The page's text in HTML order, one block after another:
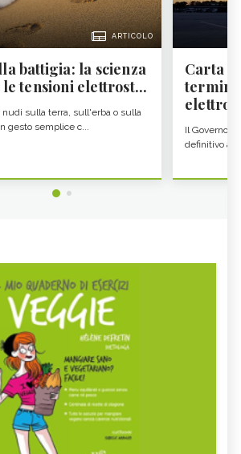
ARTICOLO
battigia: la scienza
tensioni elettrost...
sulla terra, sull'erba o sulla
gesto semplice c...
Carta
Il Governo
definitivo